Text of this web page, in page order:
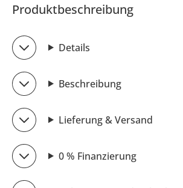
Produktbeschreibung
Details
Beschreibung
Lieferung & Versand
0 % Finanzierung